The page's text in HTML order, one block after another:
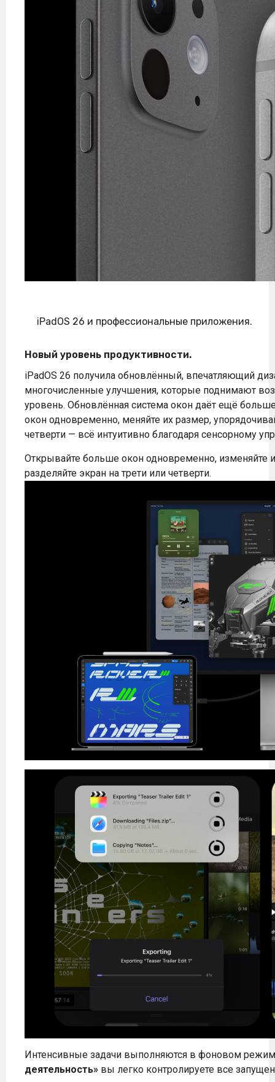
iPadOS 26 и профессиональные приложения.
Новый уровень продуктивности.
iPadOS 26 получила обновлённый, впечатляющий
многочисленные улучшения, которые поднимают
уровень. Обновлённая система окон даёт ещё
окон одновременно, меняйте их размер,
четверти — всё интуитивно благодаря сенсорному
Открывайте больше окон одновременно, изменяйте
разделяйте экран на трети или четверти.
Интенсивные задачи выполняются в фоновом
деятельность» вы легко контролируете все